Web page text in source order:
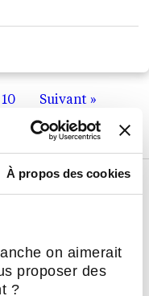
À propos des cookies
on aimerait
proposer des
?
10 Suivant »
de se
restauration